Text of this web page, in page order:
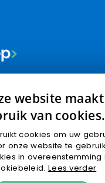
Cookies
website maakt
van cookies.
cookies om uw
onze website te
in overeenstemming
Lees verder